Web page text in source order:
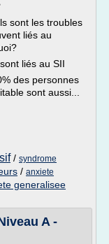
sont les troubles
liés au
liés au SII
des personnes
sont aussi...
/ syndrome
/ anxiete
generalisee
A -